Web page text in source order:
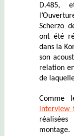
D.485,
Scherzo
ont été
dans la
son
relation
de
Comme
interview
montage.